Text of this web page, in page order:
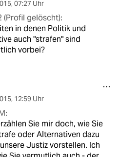
, 07:27 Uhr
(Profil gelöscht):
in denen Politik und
auch "strafen" sind
vorbei?
, 12:59 Uhr
Sie mir doch, wie Sie
oder Alternativen dazu
Justiz vorstellen. Ich